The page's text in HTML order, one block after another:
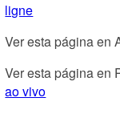
ligne
Ver esta página en
Ver esta página en
ao vivo